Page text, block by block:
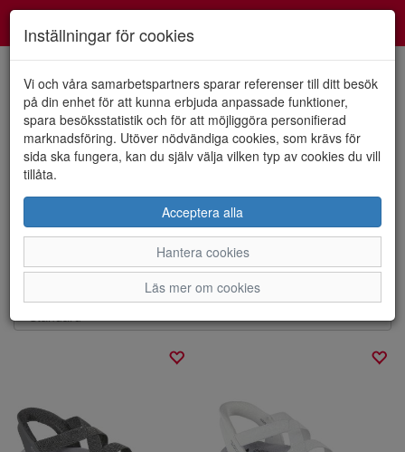
Visa filter
Sandaler/sandaletter
Sköna Damsandaler för alla tillfällen! Vi bär dem till kontoret,
stranden ,promenaden eller festen. Välj mellan remsandal...
Visa mer
Inställningar för cookies
Vi och våra samarbetspartners sparar referenser till ditt besök
på din enhet för att kunna erbjuda anpassade funktioner,
spara besöksstatistik och för att möjliggöra personifierad
marknadsföring. Utöver nödvändiga cookies, som krävs för
sida ska fungera, kan du själv välja vilken typ av cookies du vill
tillåta.
Acceptera alla
Hantera cookies
Läs mer om cookies